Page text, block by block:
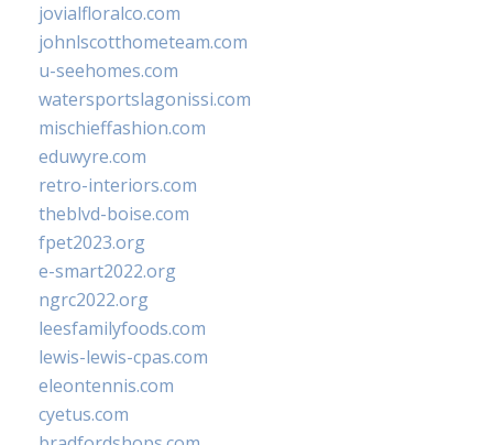
jovialfloralco.com
johnlscotthometeam.com
u-seehomes.com
watersportslagonissi.com
mischieffashion.com
eduwyre.com
retro-interiors.com
theblvd-boise.com
fpet2023.org
e-smart2022.org
ngrc2022.org
leesfamilyfoods.com
lewis-lewis-cpas.com
eleontennis.com
cyetus.com